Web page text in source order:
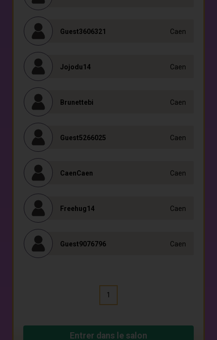
Guest3606321 Caen
Jojodu14 Caen
Brunettebi Caen
Guest5266025 Caen
CaenCaen Caen
Freehug14 Caen
Guest9076796 Caen
1
Entrer dans le salon